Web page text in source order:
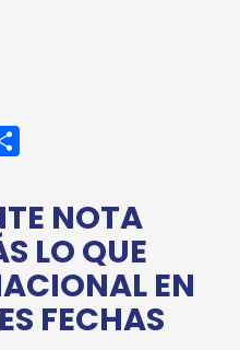
NOTA
LO QUE
EN
FECHAS